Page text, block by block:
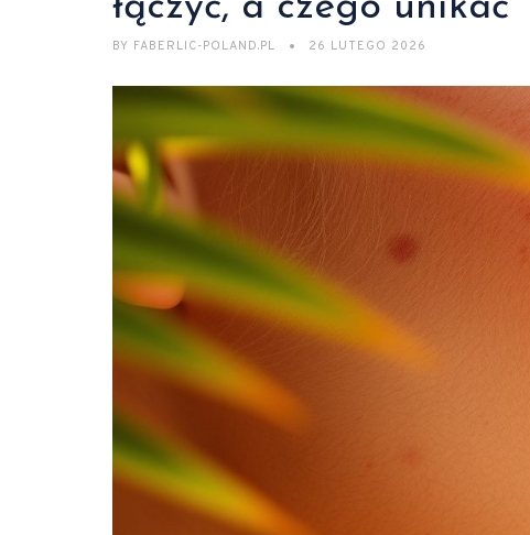
BY FABERLIC-POLAND.PL 26 LUTEGO 2026